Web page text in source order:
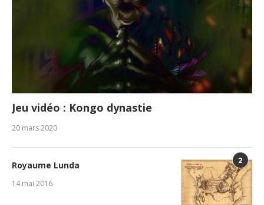
Jeu vidéo : Kongo dynastie
20 mars 2020
2
Royaume Lunda
14 mai 2016